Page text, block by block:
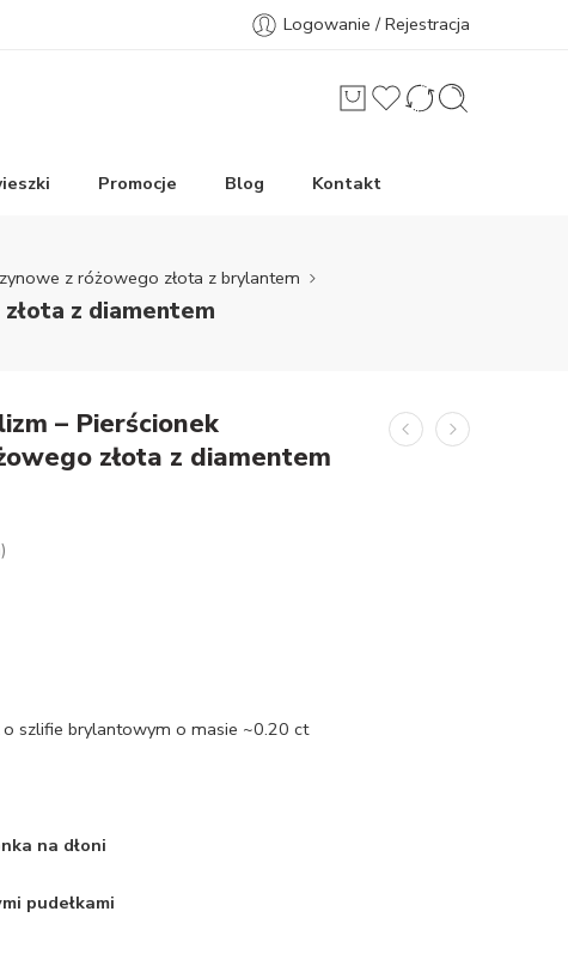
Logowanie / Rejestracja
Promocje Blog Kontakt
z różowego złota z brylantem
z diamentem
– Pierścionek
złota z diamentem
szlifie brylantowym o masie ~0.20 ct
na dłoni
pudełkami